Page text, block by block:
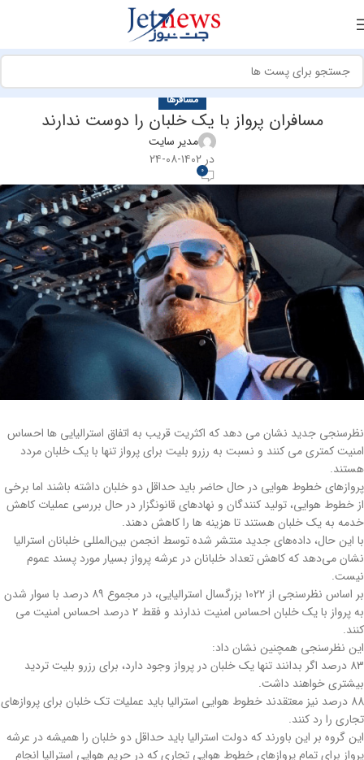
مسافرها
مسافران پرواز با یک خلبان را دوست ندارند
مدیر سایت
در ۱۴۰۲-۰۸-۲۴
0
نظرسنجی جدید نشان می دهد که اکثریت قریب به اتفاق استرالیایی ها احساس
امنیت کمتری می کنند و نسبت به رزرو بلیت برای پرواز تنها با یک خلبان مردد
هستند.
پروازهای خطوط هوایی در حال حاضر باید حداقل دو خلبان داشته باشند اما برخی
از خطوط هوایی، تولید کنندگان و نهادهای قانونگزار در حال بررسی عملیات کاهش
خدمه به یک خلبان هستند تا هزینه ها را کاهش دهند.
با این حال، داده‌های جدید منتشر شده توسط انجمن بین‌المللی خلبانان استرالیا
نشان می‌دهد که کاهش تعداد خلبانان در عرشه پرواز بسیار مورد پسند عموم
نیست.
بر اساس نظرسنجی از ۱۰۲۲ بزرگسال استرالیایی، در مجموع ۸۹ درصد با سوار شدن
به پرواز با یک خلبان احساس امنیت ندارند و فقط ۲ درصد احساس امنیت می
کنند.
این نظرسنجی همچنین نشان داد:
83 درصد اگر بدانند تنها یک خلبان در پرواز وجود دارد، برای رزرو بلیت تردید
بیشتری خواهند داشت.
88 درصد نیز معتقدند خطوط هوایی استرالیا باید عملیات تک خلبان برای پروازهای
تجاری را رد کنند.
این گروه بر این باورند که دولت استرالیا باید حداقل دو خلبان را همیشه در عرشه
پرواز برای تمام پروازهای خطوط هوایی تجاری که در حریم هوایی استرالیا انجام